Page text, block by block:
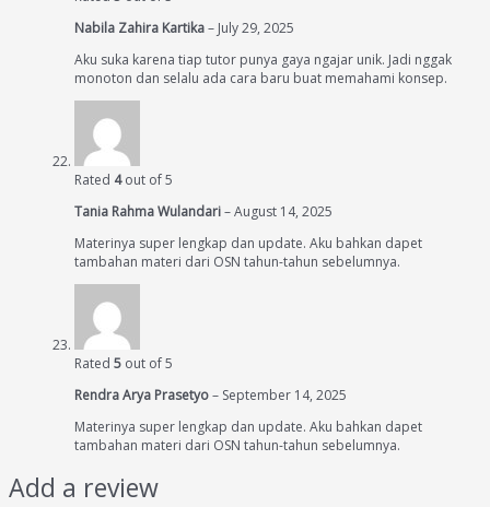
Nabila Zahira Kartika– July 29, 2025
Aku suka karena tiap tutor punya gaya ngajar unik. Jadi nggak
monoton dan selalu ada cara baru buat memahami konsep.
Rated 4out of 5
Tania Rahma Wulandari–August 14, 2025
Materinya super lengkap dan update. Aku bahkan dapet
tambahan materi dari OSN tahun-tahun sebelumnya.
Rated 5 out of 5
Rendra Arya Prasetyo– September 14, 2025
Materinya super lengkap dan update. Aku bahkan dapet
tambahan materi dari OSN tahun-tahun sebelumnya.
Add a review